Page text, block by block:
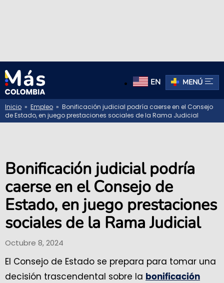
EN MENÚ
Inicio » Empleo » Bonificación judicial podría caerse en el Consejo
de Estado, en juego prestaciones sociales de la Rama Judicial
Bonificación judicial podría
caerse en el Consejo de
Estado, en juego prestaciones
sociales de la Rama Judicial
Octubre 8, 2024
El Consejo de Estado se prepara para tomar una
decisión trascendental sobre la bonificación